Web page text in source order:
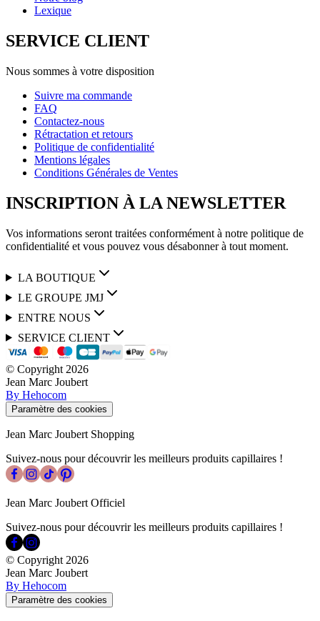
Lexique
SERVICE CLIENT
Nous sommes à votre disposition
Suivre ma commande
FAQ
Contactez-nous
Rétractation et retours
Politique de confidentialité
Mentions légales
Conditions Générales de Ventes
INSCRIPTION À LA NEWSLETTER
Vos informations seront traitées conformément à notre politique de
confidentialité et vous pouvez vous désabonner à tout moment.
LA BOUTIQUE
LE GROUPE JMJ
ENTRE NOUS
SERVICE CLIENT
© Copyright 2026
Jean Marc Joubert
By Hehocom
Paramètre des cookies
Jean Marc Joubert Shopping
Suivez-nous pour découvrir les meilleurs produits capillaires !
Jean Marc Joubert Officiel
Suivez-nous pour découvrir les meilleurs produits capillaires !
© Copyright 2026
Jean Marc Joubert
By Hehocom
Paramètre des cookies